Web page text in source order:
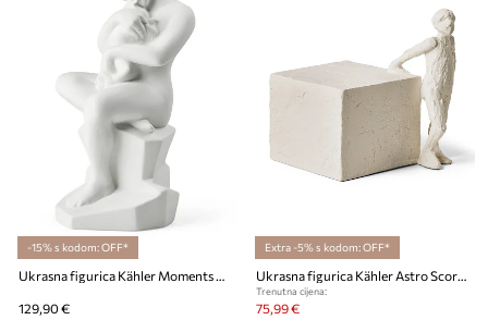
-15% s kodom: OFF*
129,90 €
Extra -5% s kodom: OFF*
Trenutna cijena:
75,99 €